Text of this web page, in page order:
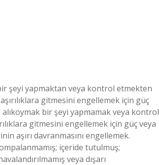
şeyi yapmaktan veya kontrol etmekten
gitmesini engellemek için güç
bir şeyi yapmamak veya kontrol
gitmesini engellemek için güç veya
aşırı davranmasını engellemek.
içeride tutulmuş;
veya dışarı